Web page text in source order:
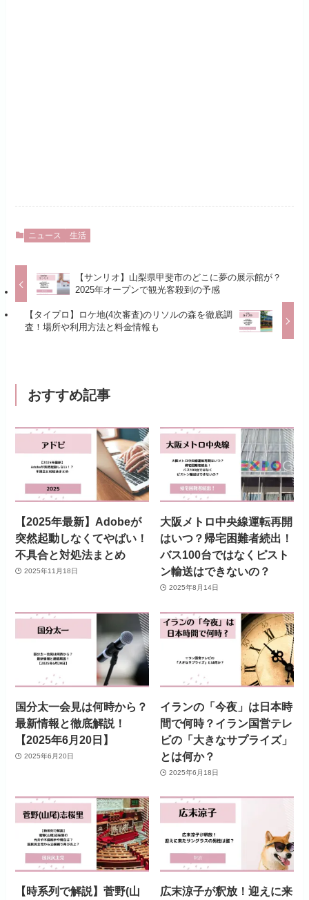
ニュース 生活
【サンリオ】山梨県甲斐市のどこに夢の展示館が？
2025年オープンで観光客殺到の予感
【タイプロ】ロケ地(4次審査)のリソルの森を徹底調
査！場所や利用方法と料金情報も
おすすめ記事
【2025年最新】Adobeが
突然起動しなくてやばい！
不具合と対処法まとめ
2025年11月18日
大阪メトロ中央線運転再開
はいつ？帰宅困難者続出！
バス100台ではなくピスト
ン輸送はできないの？
2025年8月14日
国分太一会見は何時から？
最新情報と徹底解説！
【2025年6月20日】
2025年6月20日
イランの「今夜」は日本時
間で何時？イラン国営テレ
ビの「大きなサプライズ」
とは何か？
2025年6月18日
【時系列で解説】菅野(山
広末涼子が釈放！迎えに来